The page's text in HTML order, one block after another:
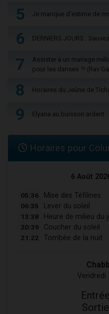
5 Je manque d'estime de
6 DERNIERS JOURS :
7
Assister à un mariage
pour les danses ?! (Rav
8 Horaires du Jeûne de
9 Elyana au buisson ardent
Horaires pour
6 Août
05:36 Mise des Téfilines
06:35 Lever du soleil
13:38 Heure de milieu du
20:39 Coucher du soleil
21:22 Tombée de la nuit
Vendredi